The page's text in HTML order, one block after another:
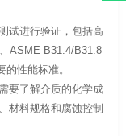
试进行验证，包括高
ASME B31.4/B31.8
性能标准。
要了解介质的化学成
材料规格和腐蚀控制